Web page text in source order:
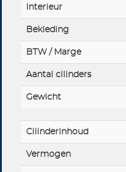
Interieur
Bekleding
BTW / Marge
Aantal cilinders
Gewicht
Cilinderinhoud
Vermogen